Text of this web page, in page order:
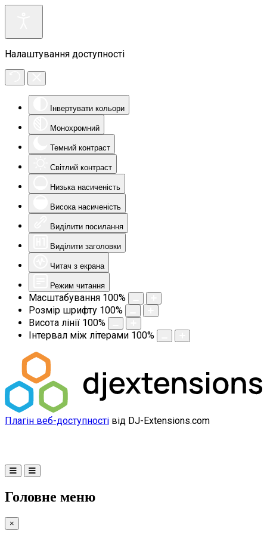
Налаштування доступності
Інвертувати кольори
Монохромний
Темний контраст
Світлий контраст
Низька насиченість
Висока насиченість
Виділити посилання
Виділити заголовки
Читач з екрана
Режим читання
Масштабування 100%
Розмір шрифту 100%
Висота лінії 100%
Інтервал між літерами 100%
Плагін веб-доступності від DJ-Extensions.com
Головне меню
×